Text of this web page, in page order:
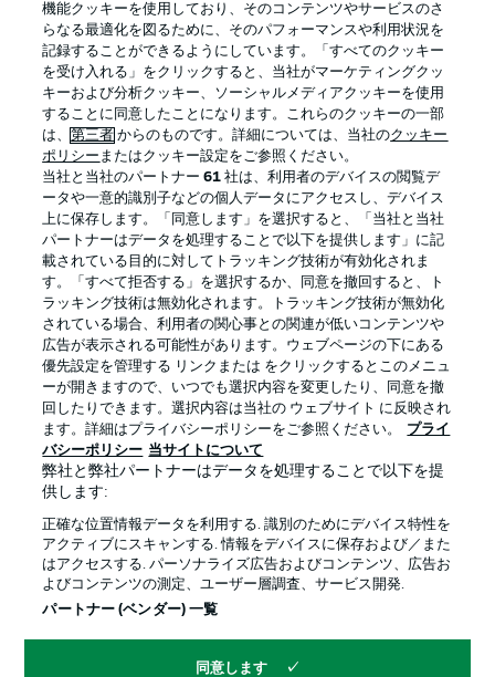
言語をお選びください
日本語 Display Mode
ログイン
Football as it's meant to be
BUNDESLIGA APP
Official Partners
機能クッキーを使用しており、そのコンテンツやサービスのさ
らなる最適化を図るために、そのパフォーマンスや利用状況を
記録することができるようにしています。「すべてのクッキー
を受け入れる」をクリックすると、当社がマーケティングクッ
キーおよび分析クッキー、ソーシャルメディアクッキーを使用
することに同意したことになります。これらのクッキーの一部
は、第三者 からのものです。詳細については、当社のクッキー
ポリシー またはクッキー設定をご参照ください。
当社と当社のパートナー61 社は、利用者のデバイスの閲覧デ
ータや一意的識別子などの個人データにアクセスし、デバイス
上に保存します。「同意します」を選択すると、「当社と当社
パートナーはデータを処理することで以下を提供します」に記
載されている目的に対してトラッキング技術が有効化されま
す。「すべて拒否する」を選択するか、同意を撤回すると、ト
ラッキング技術は無効化されます。トラッキング技術が無効化
されている場合、利用者の関心事との関連が低いコンテンツや
広告が表示される可能性があります。ウェブページの下にある
優先設定を管理する リンクまたは をクリックするとこのメニュ
ーが開きますので、いつでも選択内容を変更したり、同意を撤
回したりできます。選択内容は当社の ウェブサイト に反映され
ます。詳細はプライバシーポリシーをご参照ください。
プライ
バシーポリシー 当サイトについて
弊社と弊社パートナーはデータを処理することで以下を提
供します:
正確な位置情報データを利用する. 識別のためにデバイス特性を
アクティブにスキャンする. 情報をデバイスに保存および／また
はアクセスする. パーソナライズ広告およびコンテンツ、広告お
よびコンテンツの測定、ユーザー層調査、サービス開発.
パートナー (ベンダー) 一覧
同意します